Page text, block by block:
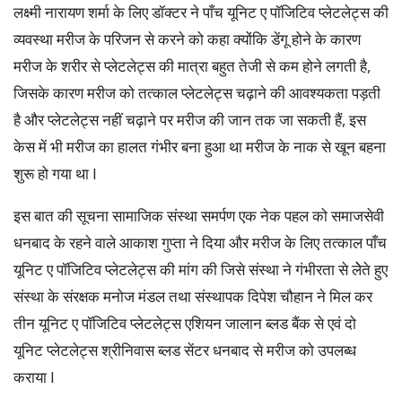
लक्ष्मी नारायण शर्मा के लिए डॉक्टर ने पाँच यूनिट ए पॉजिटिव प्लेटलेट्स की
व्यवस्था मरीज के परिजन से करने को कहा क्योंकि डेंगू होने के कारण
मरीज के शरीर से प्लेटलेट्स की मात्रा बहुत तेजी से कम होने लगती है,
जिसके कारण मरीज को तत्काल प्लेटलेट्स चढ़ाने की आवश्यकता पड़ती
है और प्लेटलेट्स नहीं चढ़ाने पर मरीज की जान तक जा सकती हैं, इस
केस में भी मरीज का हालत गंभीर बना हुआ था मरीज के नाक से खून बहना
शुरू हो गया था l
इस बात की सूचना सामाजिक संस्था समर्पण एक नेक पहल को समाजसेवी
धनबाद के रहने वाले आकाश गुप्ता ने दिया और मरीज के लिए तत्काल पाँच
यूनिट ए पॉजिटिव प्लेटलेट्स की मांग की जिसे संस्था ने गंभीरता से लेेते हुए
संस्था के संरक्षक मनोज मंडल तथा संस्थापक दिपेश चौहान ने मिल कर
तीन यूनिट ए पॉजिटिव प्लेटलेट्स एशियन जालान ब्लड बैंक से एवं दो
यूनिट प्लेटलेट्स श्रीनिवास ब्लड सेंटर धनबाद से मरीज को उपलब्ध
कराया l